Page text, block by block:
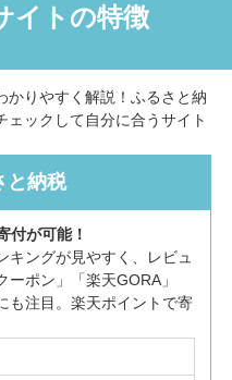
イトの特徴
かりやすく解説！ふるさと納
ックして自分に合うサイト
と納税
付が可能！
キングが見やすく、レビュ
ポン」「楽天GORA」
も注目。楽天ポイントで寄